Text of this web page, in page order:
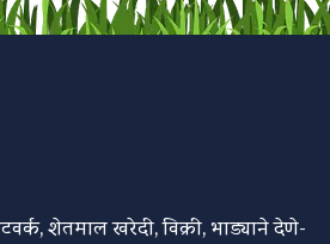
शेतमाल खरेदी, विक्री, भाड्याने देणे-